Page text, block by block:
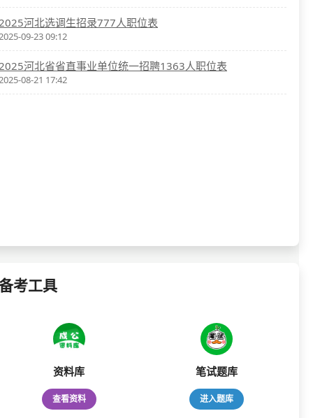
河北选调生招录777人职位表
09-23 09:12
河北省省直事业单位统一招聘1363人职位表
08-21 17:42
考工具
资料库
查看资料
笔试题库
进入题库